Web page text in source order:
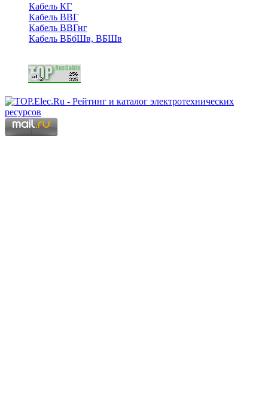
Кабель КГ
Кабель ВВГ
Кабель ВВГнг
Кабель ВБбШв, ВБШв